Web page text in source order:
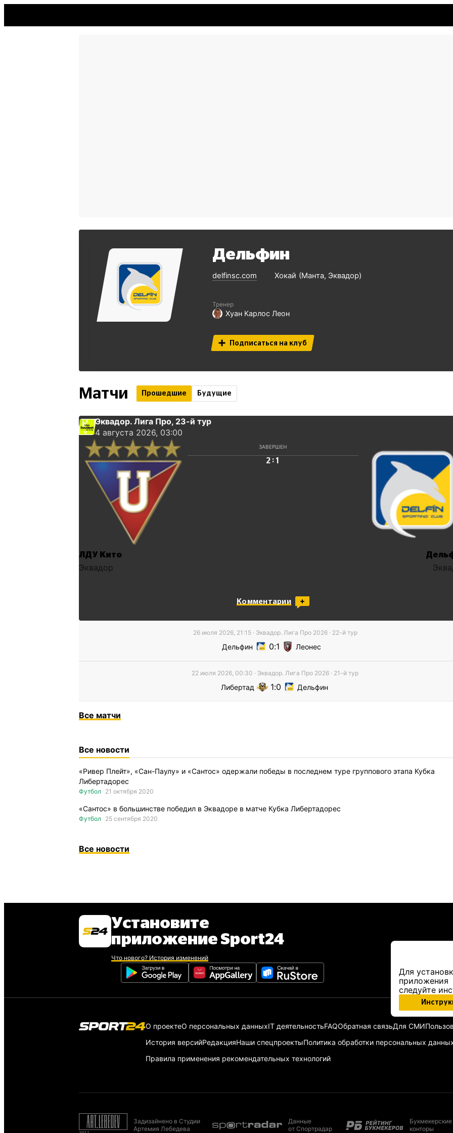
Дельфин
delfinsc.com Хокай Манта Эквадор
Тренер
Хуан Карлос Леон
Подписаться на клуб
Матчи Прошедшие Будущие
Эквадор. Лига Про, 23-й тур
4 августа 2026, 03:00
ЗАВЕРШЕН
2 : 1
ЛДУ Кито
Эквадор
Комментарии
26 июля 2026, 21:15· Эквадор. Лига Про 2026· 22-й тур
Дельфин 0 1 Леонес
22 июля 2026, 00:30 · Эквадор. Лига Про 2026 · 21-й тур
Либертад 1 0 Дельфин
Все матчи
Все новости
«Ривер Плейт», «Сан-Паулу» и «Сантос» одержали победы в последнем туре группового этапа Кубка
Либертадорес
Футбол 21 октября 2020
«Сантос» в большинстве победил в Эквадоре в матче Кубка Либертадорес
Футбол 25 сентября 2020
Все новости
Установите
приложение Sport24
Что нового? История изменений
Для
приложения
следуйте
О проектеО персональных данныхIT деятельностьFAQОбратная связьДля СМИ
История версийРедакцияНаши спецпроектыПолитика обработки персональных
Правила применения рекомендательных технологий
Задизайнено в Студии
Артемия Лебедева
Данные
от Спортрадар
Букмекерские
конторы